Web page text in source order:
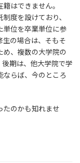
はできません。
度を設けており、
単位を卒業単位に参
の場合は、そもそ
め、複数の大学院の
期は、他大学院で学
らば、今のところ
たのかも知れませ